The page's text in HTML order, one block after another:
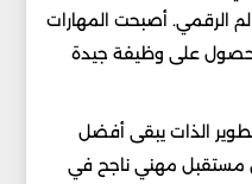
الرقمي. أصبحت المهارات
للحصول على وظيفة جيدة
الذات يبقى أفضل
مستقبل مهني ناجح في